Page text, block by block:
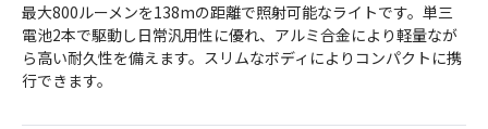
最大800ルーメンを138mの距離で照射可能なライトです。単三
電池2本で駆動し日常汎用性に優れ、アルミ合金により軽量なが
ら高い耐久性を備えます。スリムなボディによりコンパクトに携
行できます。